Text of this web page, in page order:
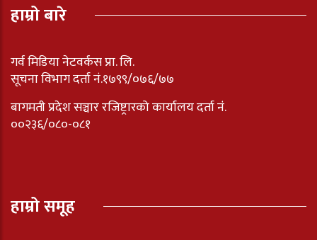
हाम्रो बारे
गर्व मिडिया नेटवर्कस प्रा. लि.
सूचना विभाग दर्ता नं.१७९९/०७६/७७
बागमती प्रदेश सञ्चार रजिष्ट्रारको कार्यालय दर्ता नंं.
००२३६/०८०-०८१
हाम्रो समूह